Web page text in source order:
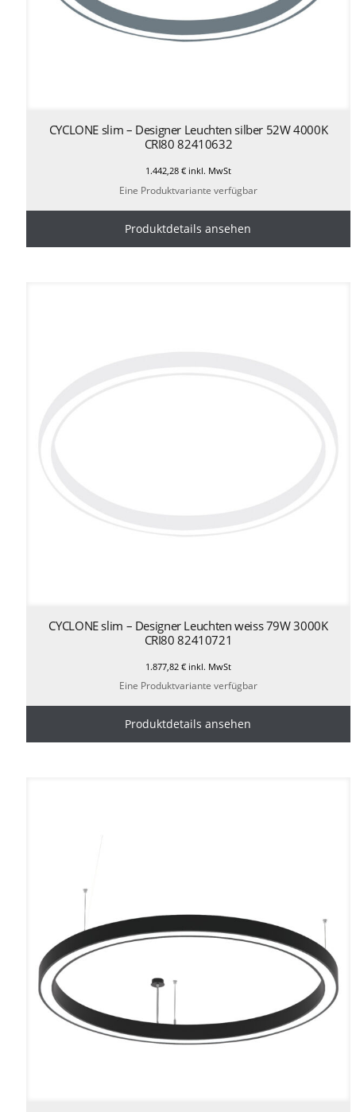
CYCLONE slim – Designer Leuchten silber 52W 4000K
CRI80 82410632
1.442,28 €inkl. MwSt
Eine Produktvariante verfügbar
Produktdetails ansehen
CYCLONE slim – Designer Leuchten weiss 79W 3000K
CRI80 82410721
1.877,82 €inkl. MwSt
Eine Produktvariante verfügbar
Produktdetails ansehen